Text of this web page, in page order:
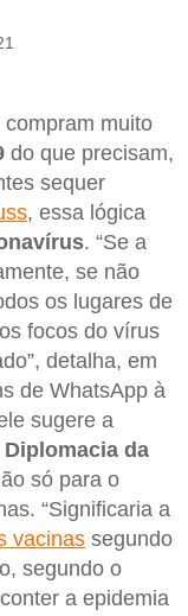
muito
do que precisam,
sequer
, essa lógica
. “Se a
se não
os lugares de
focos do vírus
detalha, em
de WhatsApp à
sugere a
Diplomacia da
só para o
“Significaria a
vacinas segundo
segundo o
a epidemia